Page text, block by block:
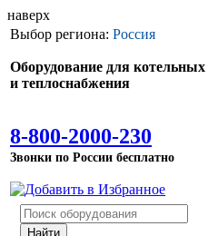
наверх
Выбор региона: Россия
Оборудование для котельных
и теплоснабжения
8-800-2000-230
Звонки по России бесплатно